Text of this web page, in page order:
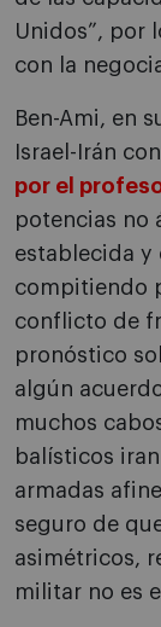
Unidos”, por
con la
Ben-Ami, en
Israel-Irán con
por el
potencias no
establecida y
compitiendo
conflicto de
pronóstico
algún
muchos
balísticos
armadas
seguro de
asimétricos,
militar no es